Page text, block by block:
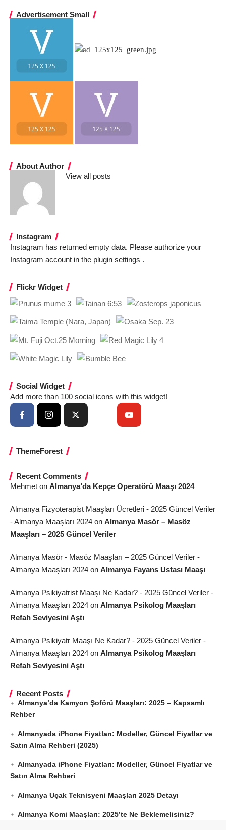
Advertisement Small
About Author
View all posts
Instagram
Instagram has returned empty data. Please authorize your
Instagram account in the plugin settings .
Flickr Widget
Social Widget
Add more than 100 social icons with this widget!
ThemeForest
Recent Comments
Mehmet on Almanya’da Kepçe Operatörü Maaşı 2024
Almanya Fizyoterapist Maaşları Ücretleri - 2025 Güncel Veriler
- Almanya Maaşları 2024 on Almanya Masör – Masöz
Maaşları – 2025 Güncel Veriler
Almanya Masör - Masöz Maaşları – 2025 Güncel Veriler -
Almanya Maaşları 2024 on Almanya Fayans Ustası Maaşı
Almanya Psikiyatrist Maaşı Ne Kadar? - 2025 Güncel Veriler -
Almanya Maaşları 2024 on Almanya Psikolog Maaşları
Refah Seviyesini Aştı
Almanya Psikiyatr Maaşı Ne Kadar? - 2025 Güncel Veriler -
Almanya Maaşları 2024 on Almanya Psikolog Maaşları
Refah Seviyesini Aştı
Recent Posts
Almanya’da Kamyon Şoförü Maaşları: 2025 – Kapsamlı
Rehber
Almanyada iPhone Fiyatları: Modeller, Güncel Fiyatlar ve
Satın Alma Rehberi (2025)
Almanyada iPhone Fiyatları: Modeller, Güncel Fiyatlar ve
Satın Alma Rehberi
Almanya Uçak Teknisyeni Maaşları 2025 Detayı
Almanya Komi Maaşları: 2025’te Ne Beklemelisiniz?